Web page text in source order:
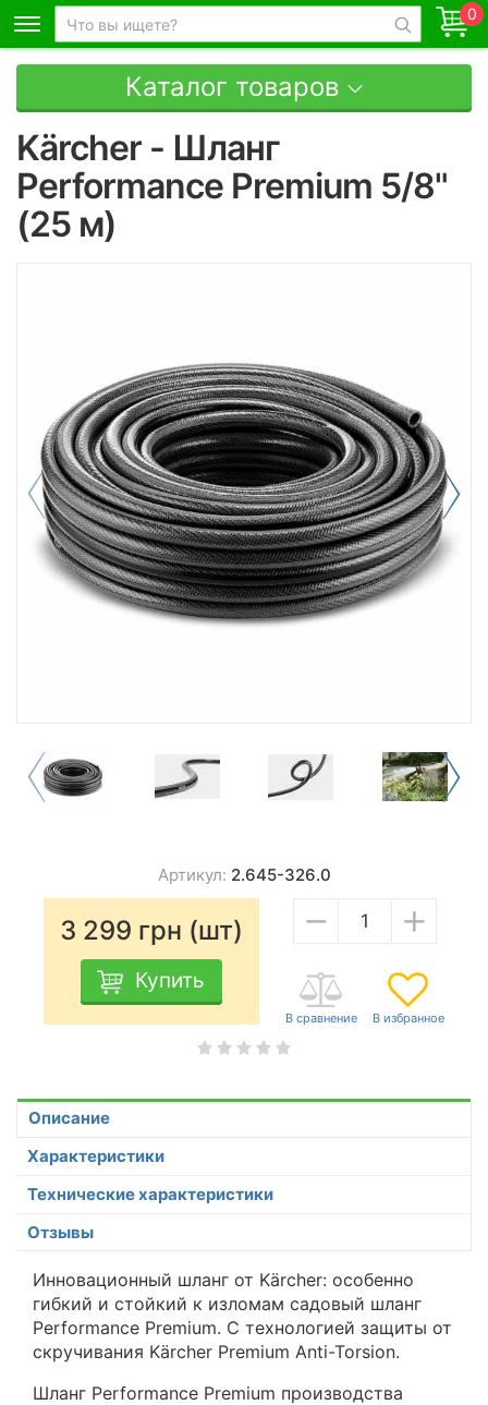
0
Каталог товаров
Kärcher - Шланг
Performance Premium 5/8"
(25 м)
Артикул: 2.645-326.0
3 299 грн (шт)
Купить
− +
Описание
Характеристики
Технические характеристики
Отзывы
Инновационный шланг от Kärcher: особенно
гибкий и стойкий к изломам садовый шланг
Performance Premium. С технологией защиты от
скручивания Kärcher Premium Anti-Torsion.
Шланг Performance Premium производства